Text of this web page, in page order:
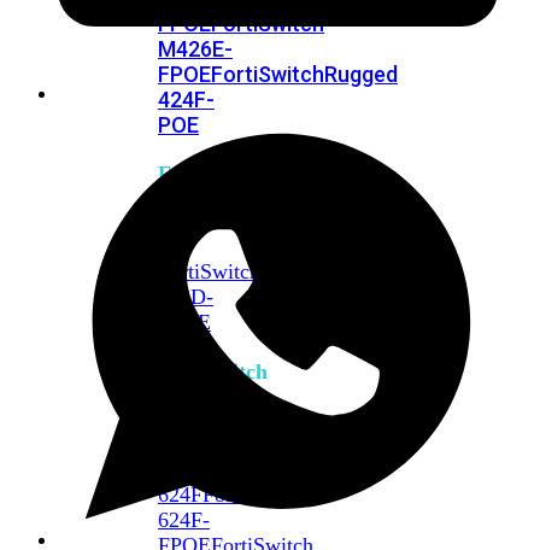
FPOEFortiSwitch
M426E-
FPOEFortiSwitchRugged
424F-
POE
FortiSwitch
Series
FortiSwitch
548D-
FPOE
FortiSwitch
624FFortiSwitch
624F-
FPOEFortiSwitch